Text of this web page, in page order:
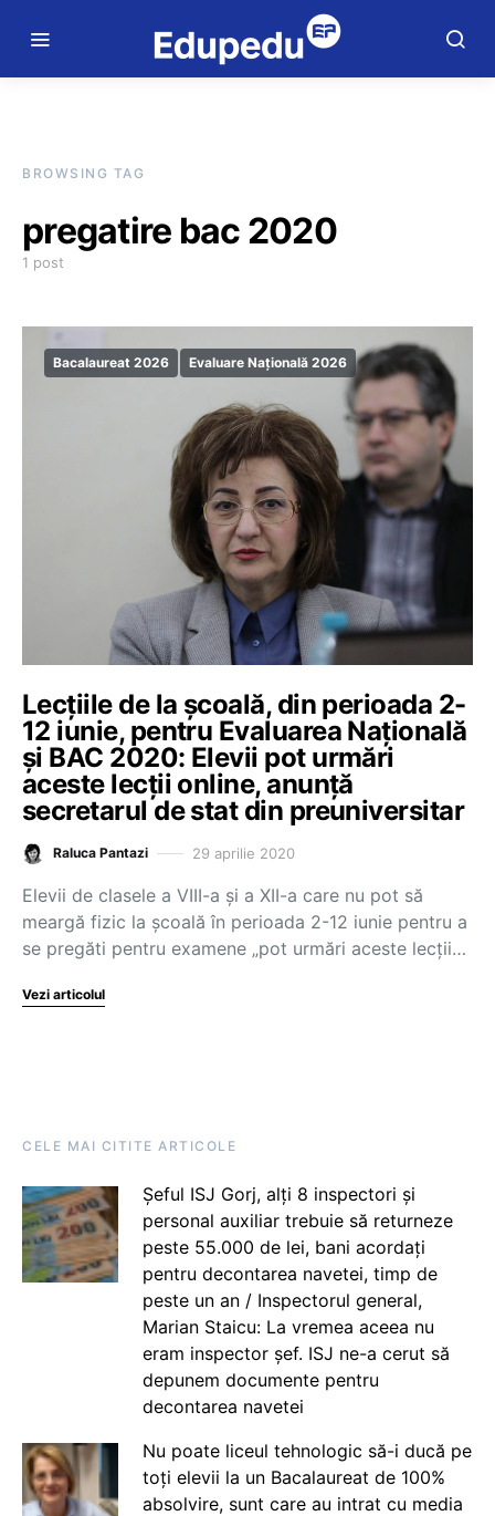
BROWSING TAG
pregatire bac 2020
1 post
Bacalaureat 2026 Evaluare Națională 2026
Lecțiile de la școală, din perioada 2-
12 iunie, pentru Evaluarea Națională
și BAC 2020: Elevii pot urmări
aceste lecții online, anunță
secretarul de stat din preuniversitar
Raluca Pantazi 29 aprilie 2020
Elevii de clasele a VIII-a și a XII-a care nu pot să
meargă fizic la școală în perioada 2-12 iunie pentru a
se pregăti pentru examene „pot urmări aceste lecții…
Vezi articolul
CELE MAI CITITE ARTICOLE
Șeful ISJ Gorj, alți 8 inspectori și
personal auxiliar trebuie să returneze
peste 55.000 de lei, bani acordați
pentru decontarea navetei, timp de
peste un an / Inspectorul general,
Marian Staicu: La vremea aceea nu
eram inspector șef. ISJ ne-a cerut să
depunem documente pentru
decontarea navetei
Nu poate liceul tehnologic să-i ducă pe
toți elevii la un Bacalaureat de 100%
absolvire, sunt care au intrat cu media